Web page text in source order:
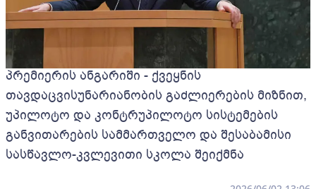
პრემიერის ანგარიში - ქვეყნის
თავდაცვისუნარიანობის გაძლიერების მიზნით,
უპილოტო და კონტრუპილოტო სისტემების
განვითარების სამმართველო და შესაბამისი
სასწავლო-კვლევითი სკოლა შეიქმნა